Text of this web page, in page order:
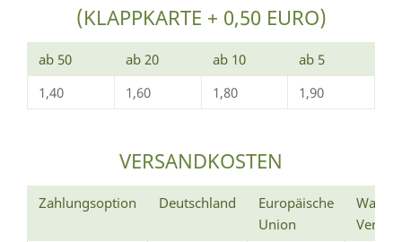
(KLAPPKARTE + 0,50 EURO)
ab 50 ab 20 ab 10
ab 5
1,40
1,60 1,80 1,90
VERSANDKOSTEN
Zahlungsoption Deutschland
Europäische
Union
Wann